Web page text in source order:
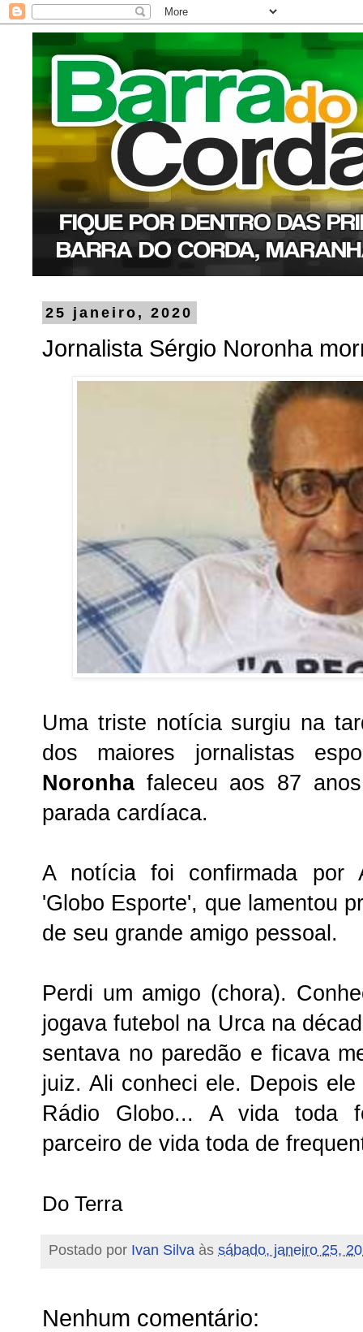
25 janeiro, 2020
Jornalista Sérgio Noronha
Uma triste notícia surgiu na
dos maiores jornalistas
Noronha faleceu aos 87
parada cardíaca.
A notícia foi confirmada por
'Globo Esporte', que lamentou
de seu grande amigo pessoal.
Perdi um amigo (chora).
jogava futebol na Urca na
sentava no paredão e ficava
juiz. Ali conheci ele. Depois
Rádio Globo... A vida toda
parceiro de vida toda de
Do Terra
Postado por Ivan Silva às sábado, janeiro 25,
Nenhum comentário: